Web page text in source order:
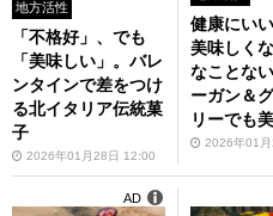
地方活性
「不格好」、でも
「美味しい」。バレ
ンタインで差をつけ
る北イタリア伝統菓
子
2026年01月28日 12:00
健康にい
美味しく
なことな
ーガン＆
リーでも
レンタイ
2026年01
AD